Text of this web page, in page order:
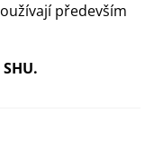
především